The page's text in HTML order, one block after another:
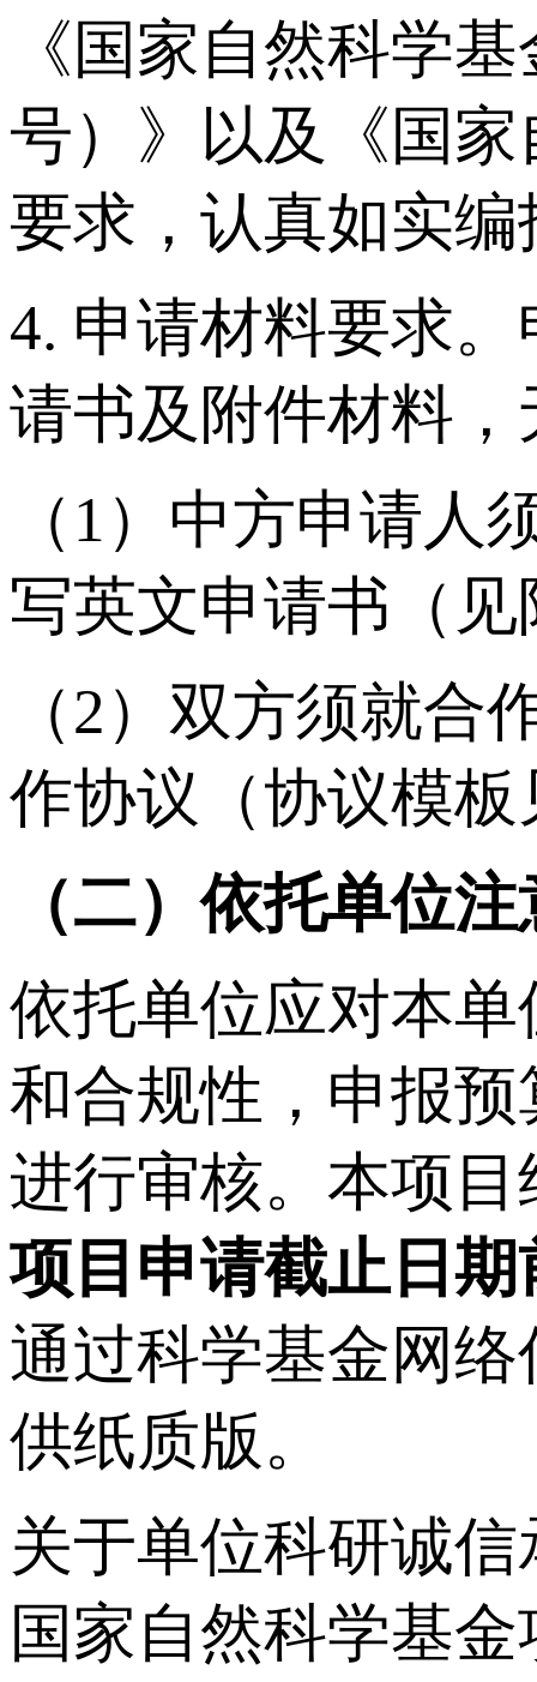
《国家自然科学
号）》以及《国
要求，认真如实
4. 申请材料要求
请书及附件材料
（1）中方申请人
写英文申请书（
（2）双方须就
作协议（协议模
（二）依托单位
依托单位应对本
和合规性，申报
进行审核。本项
项目申请截止日期
通过科学基金网
供纸质版。
关于单位科研诚
国家自然科学基